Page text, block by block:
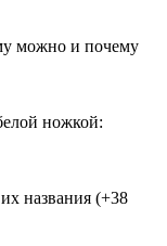
можно и почему
ножкой:
названия (+38